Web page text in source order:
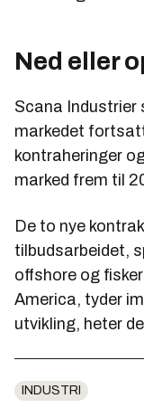
Ned eller
Scana Industrier
markedet
kontraheringer
marked frem til
De to nye
tilbudsarbeidet,
offshore og
America, tyder
utvikling, heter
INDUSTRI